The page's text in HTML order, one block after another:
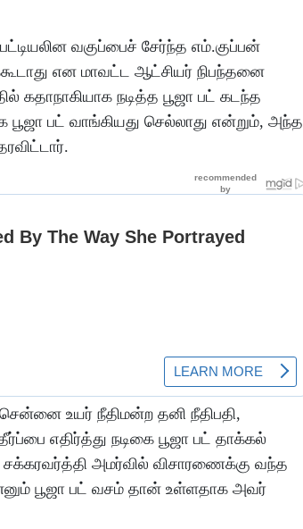
வகுப்பைச் சேர்ந்த எம்.குப்பன்
என மாவட்ட ஆட்சியர் நிபந்தனை
கதாநாகியாக நடித்த பூஜா பட் கடந்த
பட் வாங்கியது செல்லாது என்றும், அந்த
உயர் நீதிமன்ற தனி நீதிபதி,
எதிர்த்து நடிகை பூஜா பட் தாக்கல்
சக்கரவர்த்தி அமர்வில் விசாரணைக்கு வந்த
பூஜா பட் வசம் தான் உள்ளதாக அவர்